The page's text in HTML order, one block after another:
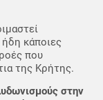
ήδη κάποιες
που
της Κρήτης.
στην